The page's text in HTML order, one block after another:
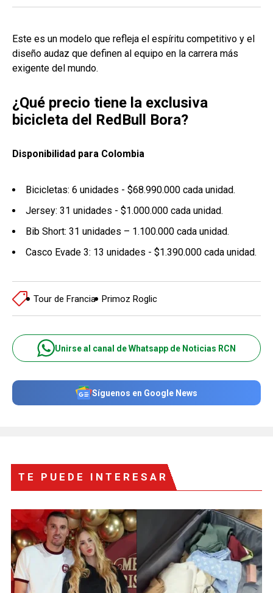
Este es un modelo que refleja el espíritu competitivo y el
diseño audaz que definen al equipo en la carrera más
exigente del mundo.
¿Qué precio tiene la exclusiva
bicicleta del RedBull Bora?
Disponibilidad para Colombia
Bicicletas: 6 unidades - $68.990.000 cada unidad.
Jersey: 31 unidades - $1.000.000 cada unidad.
Bib Short: 31 unidades – 1.100.000 cada unidad.
Casco Evade 3: 13 unidades - $1.390.000 cada unidad.
Tour de Francia Primoz Roglic
Unirse al canal de Whatsapp de Noticias RCN
Síguenos en Google News
TE PUEDE INTERESAR